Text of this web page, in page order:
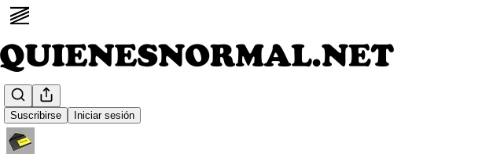
Suscribirse Iniciar sesión
Still ill